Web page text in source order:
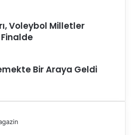
Voleybol Milletler
Bir Araya Geldi